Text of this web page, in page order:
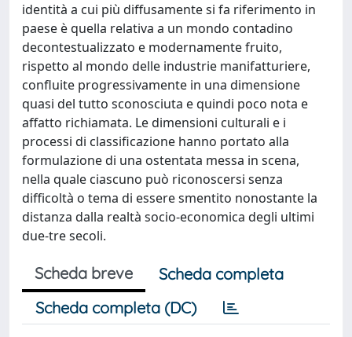
identità a cui più diffusamente si fa riferimento in
paese è quella relativa a un mondo contadino
decontestualizzato e modernamente fruito,
rispetto al mondo delle industrie manifatturiere,
confluite progressivamente in una dimensione
quasi del tutto sconosciuta e quindi poco nota e
affatto richiamata. Le dimensioni culturali e i
processi di classificazione hanno portato alla
formulazione di una ostentata messa in scena,
nella quale ciascuno può riconoscersi senza
difficoltà o tema di essere smentito nonostante la
distanza dalla realtà socio-economica degli ultimi
due-tre secoli.
Scheda breve
Scheda completa
Scheda completa (DC)